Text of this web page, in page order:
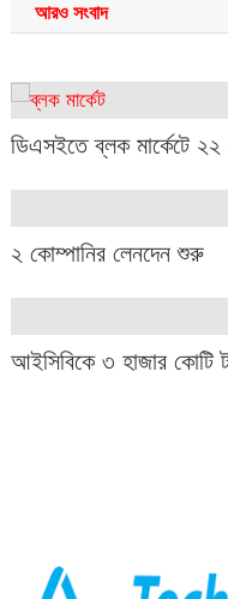
আরও সংবাদ
ডিএসইতে ব্লক মার্কেটে ২২
২ কোম্পানির লেনদেন শুরু
আইসিবিকে ৩ হাজার কোটি